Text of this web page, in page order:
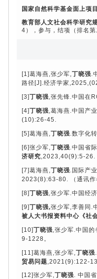
国家自然科学基金面上项目
教育部人文社会科学研究
4 ），参与，结项（排名第
[1]葛海燕 ,张少军,丁晓强.
路径 [J].经济学家
[3]丁晓强,张先锋.中国在
[4]丁晓强,葛海燕 .中国产
(10):26-45.
[5]葛海燕 ,丁晓强.数字化
[6]张少军,丁晓强.中国省
济研究,2023,40(9):5-26.
[7]葛海燕 ,丁晓强. 国际产
2023(8):63-80.
（通讯作
[8]丁晓强,张少军.中国经
[9]丁晓强,张少军,李善同 .
被人大书报资料中心《社
[10]丁晓强,张少军.中国的
9-1228。
[11]葛海燕 ,张少军,丁晓强.
贸易问题,2021(9):122-
[12]张少军,丁晓强. 中国